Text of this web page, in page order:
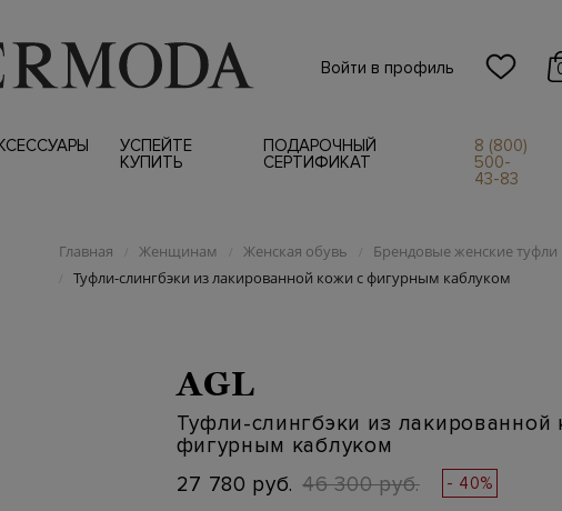
Войти в профиль
УСПЕЙТЕ
КУПИТЬ
ПОДАРОЧНЫЙ
СЕРТИФИКАТ
8 (800)
500-
43-83
Главная / Женщинам / Женская обувь / Брендовые женские туфли
/ Туфли-слингбэки из лакированной кожи с фигурным каблуком
AGL
Туфли-слингбэки из лакированной
фигурным каблуком
27 780 руб. 46 300 руб. - 40%